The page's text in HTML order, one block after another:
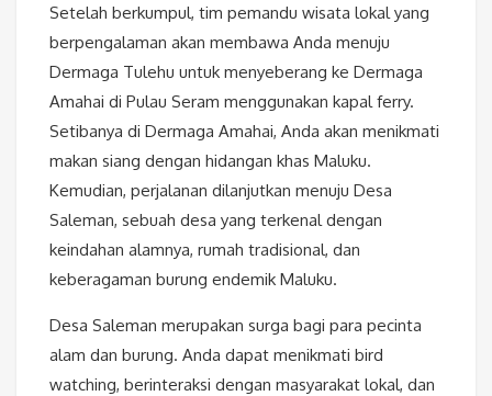
Setelah berkumpul, tim pemandu wisata lokal yang
berpengalaman akan membawa Anda menuju
Dermaga Tulehu untuk menyeberang ke Dermaga
Amahai di Pulau Seram menggunakan kapal ferry.
Setibanya di Dermaga Amahai, Anda akan menikmati
makan siang dengan hidangan khas Maluku.
Kemudian, perjalanan dilanjutkan menuju Desa
Saleman, sebuah desa yang terkenal dengan
keindahan alamnya, rumah tradisional, dan
keberagaman burung endemik Maluku.
Desa Saleman merupakan surga bagi para pecinta
alam dan burung. Anda dapat menikmati bird
watching, berinteraksi dengan masyarakat lokal, dan